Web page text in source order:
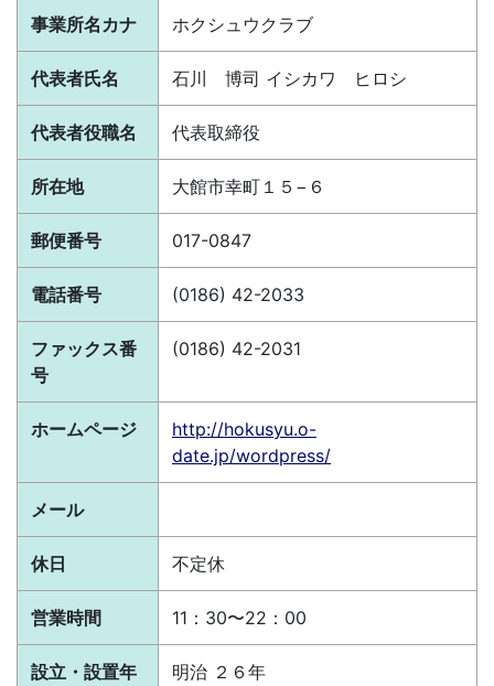
事業所名カナ ホクシュウクラブ
代表者氏名 石川 博司 イシカワ ヒロシ
代表者役職名 代表取締役
所在地 大館市幸町１５−６
郵便番号 017-0847
電話番号 (0186) 42-2033
ファックス番
号
(0186) 42-2031
ホームページ
http://hokusyu.o-
date.jp/wordpress/
メール
休日 不定休
営業時間 11：30〜22：00
設立・設置年
明治 ２６年